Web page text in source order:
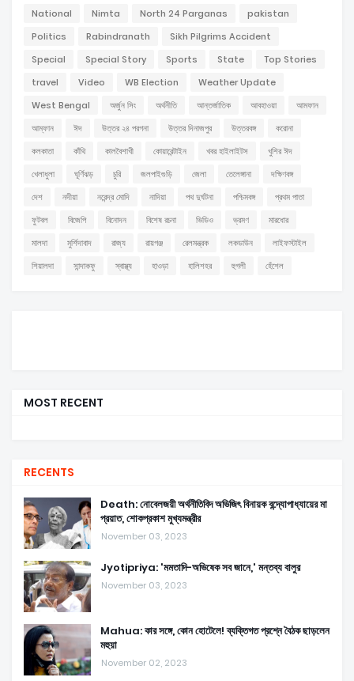
National Nimta North 24 Parganas
pakistan
Politics
Rabindranath
Sikh Pilgrims Accident
Special
Special Story Sports State
Top Stories
travel
Video WB Election
Weather Update
West Bengal
অর্জুন সিং অর্থনীতি আন্তর্জাতিক আবহাওয়া
আমফান
আম্ফান
ঈদ উত্তর ২৪ পরগনা উত্তর দিনাজপুর উত্তরবঙ্গ
করোনা
কলকাতা
কাঁথি কালবৈশাখী কোয়ারেন্টাইন খবর হাইলাইটস
খুশির ঈদ
খেলাধুলা
ঘূর্ণিঝড় চুরি জলপাইগুড়ি জেলা তেলেঙ্গানা
দক্ষিণবঙ্গ
দেশ
নদীয়া নরেন্দ্র মোদি নাদিয়া পথ দুর্ঘটনা পশ্চিমবঙ্গ
প্রথম পাতা
ফুটবল
বিজেপি বিনোদন বিশেষ রচনা ভিডিও ভ্রমণ
মারধোর
মালদা
মুর্শিদাবাদ রাজ্য রায়গঞ্জ রেলমন্ত্রক লকডাউন
লাইফস্টাইল
শিয়ালদা
সান্দাকফু স্বাস্থ্য হাওড়া হালিশহর হুগলী হেঁশেল
MOST RECENT
RECENTS
Death: নোবেলজয়ী অর্থনীতিবিদ অভিজিৎ বিনায়ক বন্দ্যোপাধ্যায়ের মা
প্রয়াত, শোকপ্রকাশ মুখ্যমন্ত্রীর
November 03, 2023
Jyotipriya: 'মমতাদি-অভিষেক সব জানে,' মন্তব্য বালুর
November 03, 2023
Mahua: কার সঙ্গে, কোন হোটেলে! ব্যক্তিগত প্রশ্নে বৈঠক ছাড়লেন
মহুয়া
November 02, 2023